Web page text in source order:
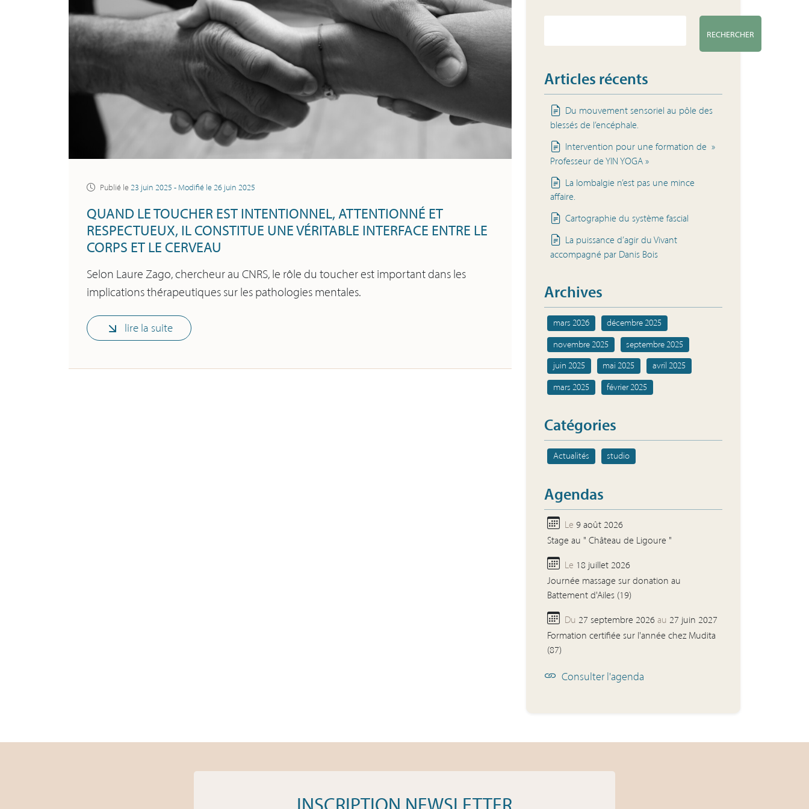
Publié le23 juin 2025 - Modifié le26 juin 2025
QUAND LE TOUCHER EST INTENTIONNEL, ATTENTIONNÉ ET
RESPECTUEUX, IL CONSTITUE UNE VÉRITABLE INTERFACE ENTRE LE
CORPS ET LE CERVEAU
Selon Laure Zago, chercheur au CNRS, le rôle du toucher est important dans les
implications thérapeutiques sur les pathologies mentales.
lire la suite
RECHERCHER
Articles récents
Du mouvement sensoriel au pôle des
blessés de l’encéphale.
Intervention pour une formation de »
Professeur de YIN YOGA »
La lombalgie n’est pas une mince
affaire.
Cartographie du système fascial
La puissance d’agir du Vivant
accompagné par Danis Bois
Archives
mars 2026
décembre 2025
novembre 2025
septembre 2025
juin 2025
mai 2025
avril 2025
mars 2025
février 2025
Catégories
Actualités studio
Agendas
Le 9 août 2026
Stage au " Château de Ligoure "
Le 18 juillet 2026
Journée massage sur donation au
Battement d'Ailes (19)
Du 27 septembre 2026 au 27 juin 2027
Formation certifiée sur l'année chez Mudita
(87)
Consulter l'agenda
INSCRIPTION NEWSLETTER